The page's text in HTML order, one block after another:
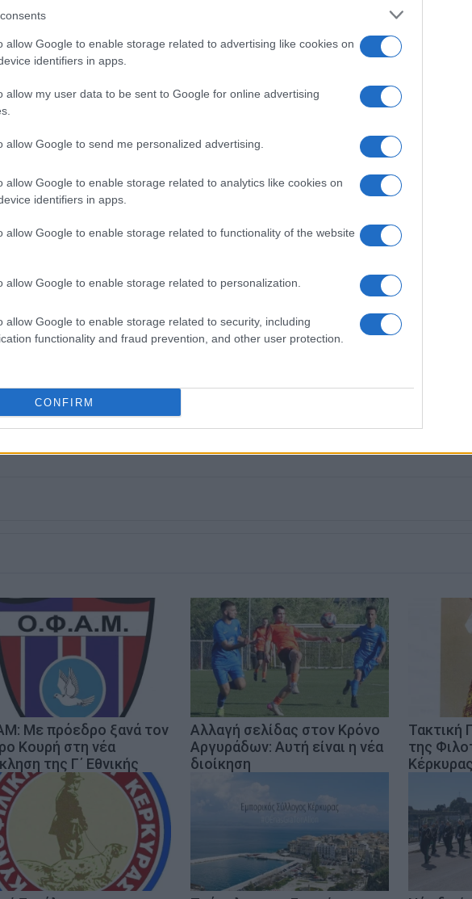
allow Google to enable storage related to advertising like cookies on
identifiers in apps.
allow my user data to be sent to Google for online advertising
allow Google to send me personalized advertising.
allow Google to enable storage related to analytics like cookies on
identifiers in apps.
allow Google to enable storage related to functionality of the website
allow Google to enable storage related to personalization.
allow Google to enable storage related to security, including
functionality and fraud prevention, and other user protection.
CONFIRM
Σχολείο Παξών
η αστυνομική ταυτότητα.
ΔΕΝ ΠΡΟΧΩΡΑΜΕ ΣΕ ΔΙΑΒΛΗΤΕΣ
ΕΦΑΡΜΟΖΟΥΜΕ ΤΟ ΚΑΤΑΣΤΑΤΙΚΟ ΤΟΥ
ΔΙΑ ΖΩΣΗΣ ΨΗΦΟΦΟΡΙΑ
δημόσιες σχέσεις, το ελεύθερο και το
Facebook
Με πρόεδρο ξανά τον
Κουρή στη νέα
της Γ΄ Εθνικής
Αλλαγή σελίδας στον Κρόνο
Αργυράδων: Αυτή είναι η νέα
διοίκηση
Τακτική
της
Κέρκυρας